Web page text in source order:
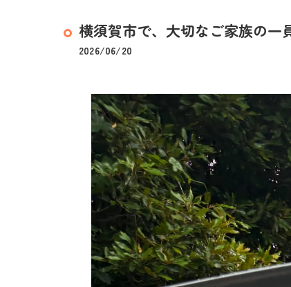
横須賀市で、大切なご家族の一
2026/06/20